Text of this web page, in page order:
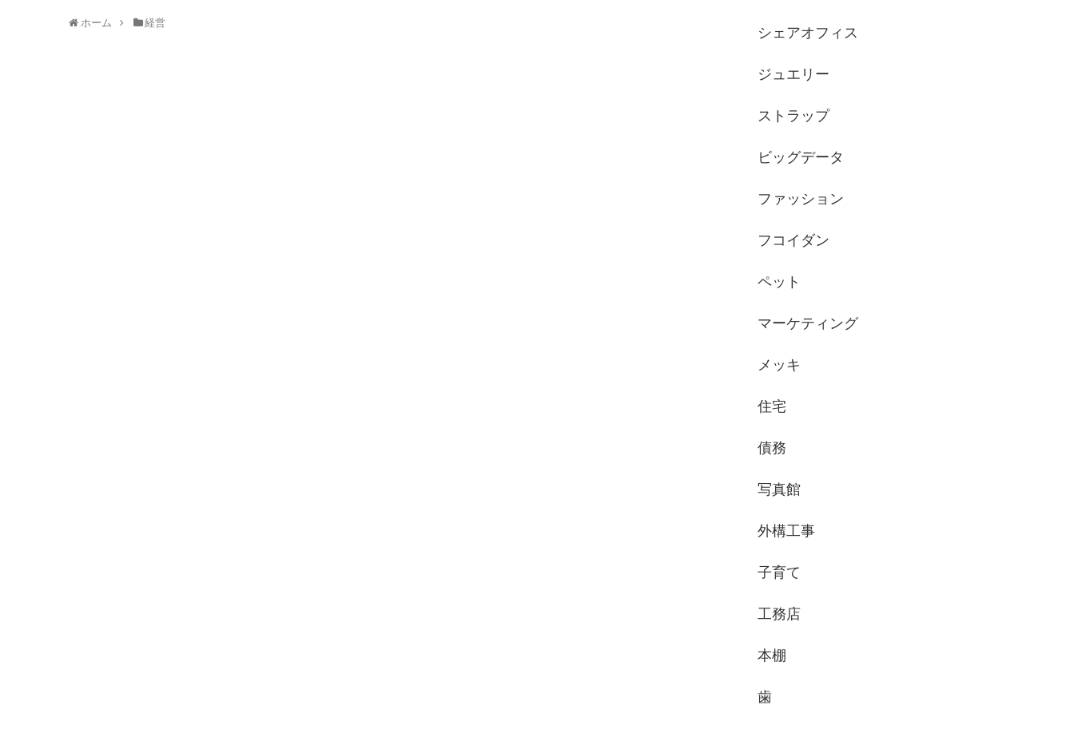
ホーム 経営
シェアオフィス
ジュエリー
ストラップ
ビッグデータ
ファッション
フコイダン
ペット
マーケティング
メッキ
住宅
債務
写真館
外構工事
子育て
工務店
本棚
歯